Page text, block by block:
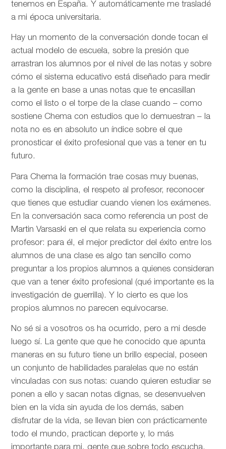
tenemos en España. Y automáticamente me trasladé
a mi época universitaria.
Hay un momento de la conversación donde tocan el
actual modelo de escuela, sobre la presión que
arrastran los alumnos por el nivel de las notas y sobre
cómo el sistema educativo está diseñado para medir
a la gente en base a unas notas que te encasillan
como el listo o el torpe de la clase cuando – como
sostiene Chema con estudios que lo demuestran – la
nota no es en absoluto un índice sobre el que
pronosticar el éxito profesional que vas a tener en tu
futuro.
Para Chema la formación trae cosas muy buenas,
como la disciplina, el respeto al profesor, reconocer
que tienes que estudiar cuando vienen los exámenes.
En la conversación saca como referencia un post de
Martin Varsaski en el que relata su experiencia como
profesor: para él, el mejor predictor del éxito entre los
alumnos de una clase es algo tan sencillo como
preguntar a los propios alumnos a quienes consideran
que van a tener éxito profesional (qué importante es la
investigación de guerrilla). Y lo cierto es que los
propios alumnos no parecen equivocarse.
No sé si a vosotros os ha ocurrido, pero a mi desde
luego sí. La gente que que he conocido que apunta
maneras en su futuro tiene un brillo especial, poseen
un conjunto de habilidades paralelas que no están
vinculadas con sus notas: cuando quieren estudiar se
ponen a ello y sacan notas dignas, se desenvuelven
bien en la vida sin ayuda de los demás, saben
disfrutar de la vida, se llevan bien con prácticamente
todo el mundo, practican deporte y, lo más